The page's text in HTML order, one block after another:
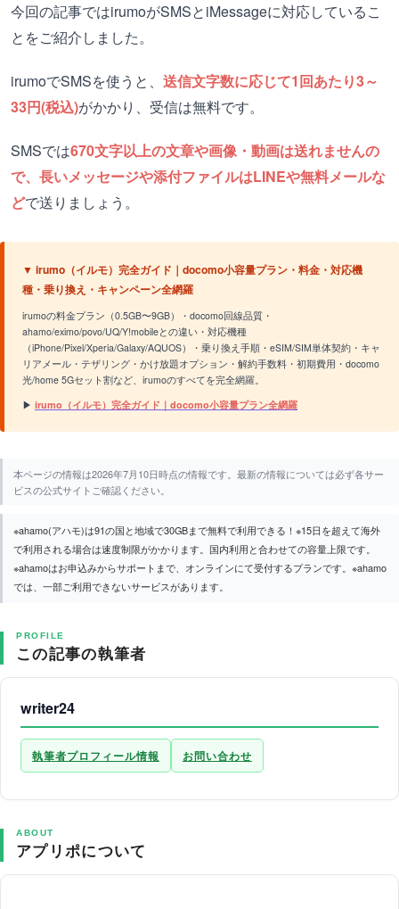
今回の記事ではirumoがSMSとiMessageに対応しているこ
とをご紹介しました。
irumoでSMSを使うと、 送信文字数に応じて1回あたり3～
33円(税込)がかかり、受信は無料です。
SMSでは670文字以上の文章や画像・動画は送れませんの
で、 長いメッセージや添付ファイルはLINEや無料メールな
どで送りましょう。
▼ irumo（イルモ）完全ガイド｜docomo小容量プラン・料金・対応機
種・乗り換え・キャンペーン全網羅
irumoの料金プラン（0.5GB〜9GB）・docomo回線品質・
ahamo/eximo/povo/UQ/Y!mobileとの違い・対応機種
（iPhone/Pixel/Xperia/Galaxy/AQUOS）・乗り換え手順・eSIM/SIM単体契約・キャ
リアメール・テザリング・かけ放題オプション・解約手数料・初期費用・docomo
光/home 5Gセット割など、irumoのすべてを完全網羅。
▶ irumo（イルモ）完全ガイド｜docomo小容量プラン全網羅
本ページの情報は2026年7月10日時点の情報です。最新の情報については必ず各サー
ビスの公式サイトご確認ください。
※ahamo(アハモ)は91の国と地域で30GBまで無料で利用できる！※15日を超えて海外
で利用される場合は速度制限がかかります。国内利用と合わせての容量上限です。
※ahamoはお申込みからサポートまで、オンラインにて受付するプランです。※ahamo
では、一部ご利用できないサービスがあります。
PROFILE
この記事の執筆者
writer24
執筆者プロフィール情報 お問い合わせ
ABOUT
アプリポについて